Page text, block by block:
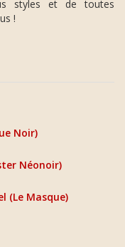
styles et de toutes
!
Noir)
Néonoir)
(Le Masque)